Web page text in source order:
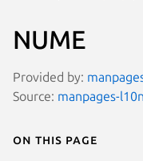
NUME
Provided by:
Source: manpages-l10n
On this page